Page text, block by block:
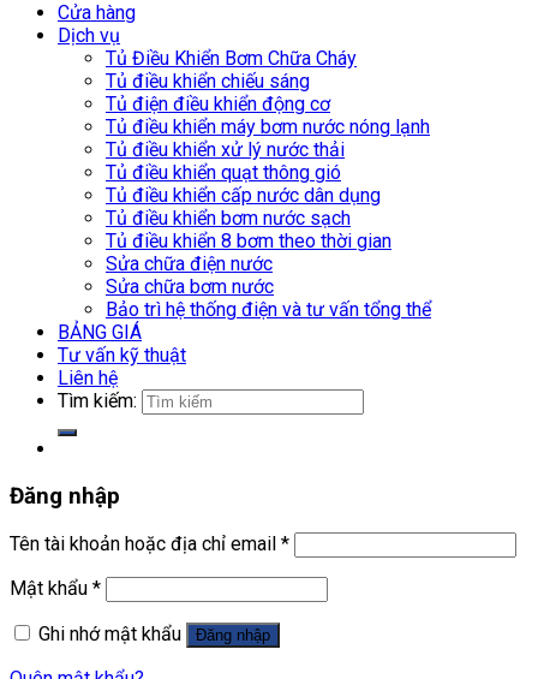
Cửa hàng
Dịch vụ
Tủ Điều Khiển Bơm Chữa Cháy
Tủ điều khiển chiếu sáng
Tủ điện điều khiển động cơ
Tủ điều khiển máy bơm nước nóng lạnh
Tủ điều khiển xử lý nước thải
Tủ điều khiển quạt thông gió
Tủ điều khiển cấp nước dân dụng
Tủ điều khiển bơm nước sạch
Tủ điều khiển 8 bơm theo thời gian
Sửa chữa điện nước
Sửa chữa bơm nước
Bảo trì hệ thống điện và tư vấn tổng thể
BẢNG GIÁ
Tư vấn kỹ thuật
Liên hệ
Tìm kiếm:
Đăng nhập
Tên tài khoản hoặc địa chỉ email *
Mật khẩu *
Ghi nhớ mật khẩu
Đăng nhập